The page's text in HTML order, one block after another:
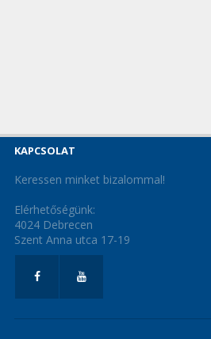
KAPCSOLAT
Keressen minket bizalommal!
Elérhetőségünk:
4024 Debrecen
Szent Anna utca 17-19